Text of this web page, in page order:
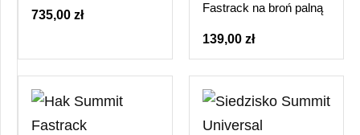
735,00 zł
Fastrack na broń palną
139,00 zł